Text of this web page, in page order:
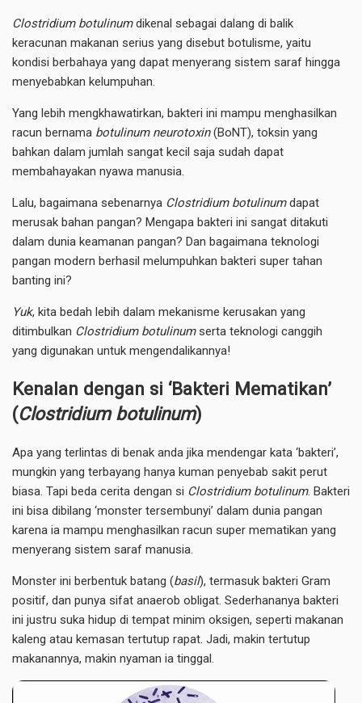
Clostridium botulinumdikenal sebagai dalang di balik
keracunan makanan serius yang disebut botulisme, yaitu
kondisi berbahaya yang dapat menyerang sistem saraf hingga
menyebabkan kelumpuhan.
Yang lebih mengkhawatirkan, bakteri ini mampu menghasilkan
racun bernama botulinum neurotoxin(BoNT), toksin yang
bahkan dalam jumlah sangat kecil saja sudah dapat
membahayakan nyawa manusia.
Lalu, bagaimana sebenarnya Clostridium botulinumdapat
merusak bahan pangan? Mengapa bakteri ini sangat ditakuti
dalam dunia keamanan pangan? Dan bagaimana teknologi
pangan modern berhasil melumpuhkan bakteri super tahan
banting ini?
Yuk, kita bedah lebih dalam mekanisme kerusakan yang
ditimbulkan Clostridium botulinumserta teknologi canggih
yang digunakan untuk mengendalikannya!
Kenalan dengan si ‘Bakteri Mematikan’
(Clostridium botulinum)
Apa yang terlintas di benak anda jika mendengar kata ‘bakteri’,
mungkin yang terbayang hanya kuman penyebab sakit perut
biasa. Tapi beda cerita dengan si Clostridium botulinum. Bakteri
ini bisa dibilang ‘monster tersembunyi’ dalam dunia pangan
karena ia mampu menghasilkan racun super mematikan yang
menyerang sistem saraf manusia.
Monster ini berbentuk batang (basil), termasuk bakteri Gram
positif, dan punya sifat anaerob obligat. Sederhananya bakteri
ini justru suka hidup di tempat minim oksigen, seperti makanan
kaleng atau kemasan tertutup rapat. Jadi, makin tertutup
makanannya, makin nyaman ia tinggal.